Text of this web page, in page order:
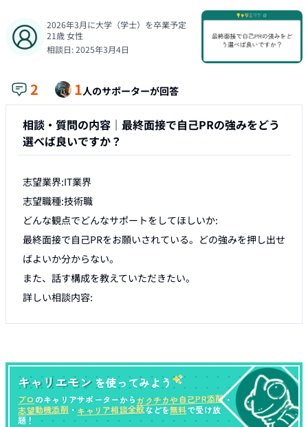
2026年3月に大学（学士）を卒業予定
21歳女性
相談日:2025年3月4日
2 1人のサポーターが回答
相談・質問の内容｜ 最終面接で自己PRの強みをどう
選べば良いですか？
志望業界:IT業界
志望職種:技術職
どんな観点でどんなサポートをしてほしいか:
最終面接で自己PRをお願いされている。どの強みを押し出せ
ばよいか分からない。
また、話す構成を教えていただきたい。
キャリエモン を使ってみよう
プロ のキャリアサポーターからガクチカや自己PR添削・
志望動機添削 ・キャリア相談全般などを無料で受け放
題！